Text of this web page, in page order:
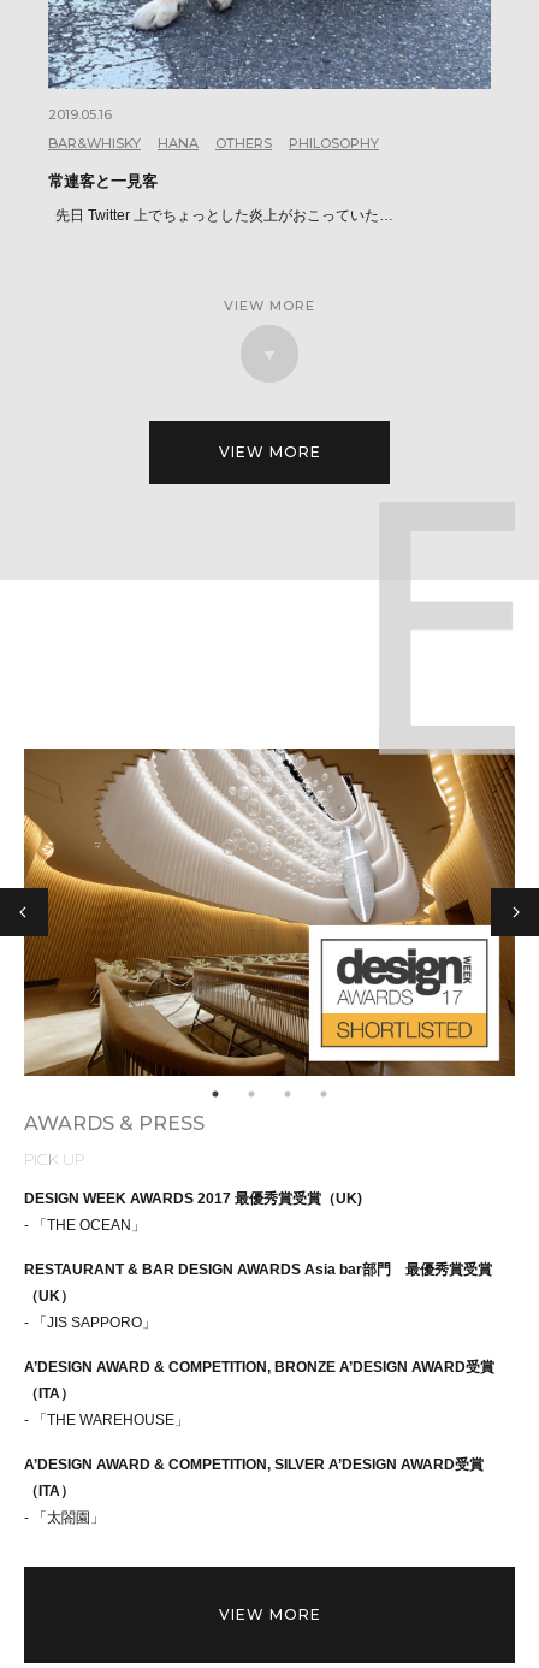
2019.05.16
BAR&WHISKY
HANA OTHERS PHILOSOPHY
常連客と一見客
先日 Twitter 上でちょっとした炎上がおこっていた…
VIEW MORE
VIEW MORE
AWARDS & PRESS
PICK UP
DESIGN WEEK AWARDS 2017 最優秀賞受賞（UK)
- 「THE OCEAN」
RESTAURANT & BAR DESIGN AWARDS Asia bar部門 最優秀賞受賞
（UK）
- 「JIS SAPPORO」
A’DESIGN AWARD & COMPETITION, BRONZE A’DESIGN AWARD受賞
（ITA）
- 「THE WAREHOUSE」
A’DESIGN AWARD & COMPETITION, SILVER A’DESIGN AWARD受賞
（ITA）
- 「太閤園」
VIEW MORE